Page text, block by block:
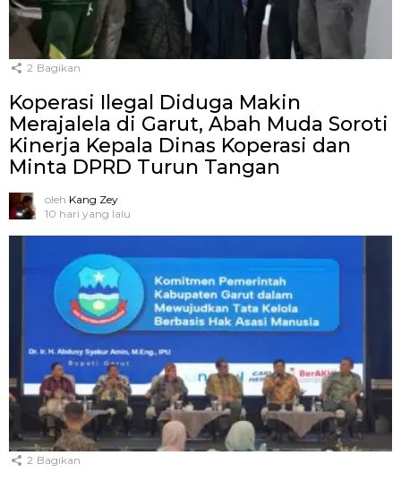
2 Bagikan
Koperasi Ilegal Diduga Makin
Merajalela di Garut, Abah Muda Soroti
Kinerja Kepala Dinas Koperasi dan
Minta DPRD Turun Tangan
oleh Kang Zey
10 hari yang lalu
2 Bagikan